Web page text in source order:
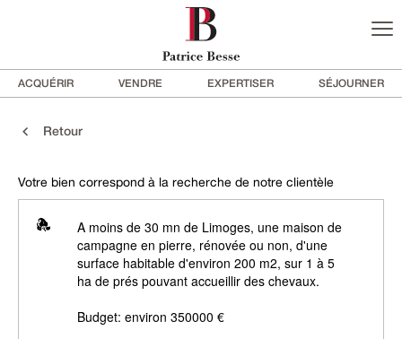
ACQUÉRIR VENDRE EXPERTISER SÉJOURNER
Retour
Votre bien correspond à la recherche de notre clientèle
A moins de 30 mn de Limoges, une maison de
campagne en pierre, rénovée ou non, d'une
surface habitable d'environ 200 m2, sur 1 à 5
ha de prés pouvant accueillir des chevaux.
Budget: environ 350000 €